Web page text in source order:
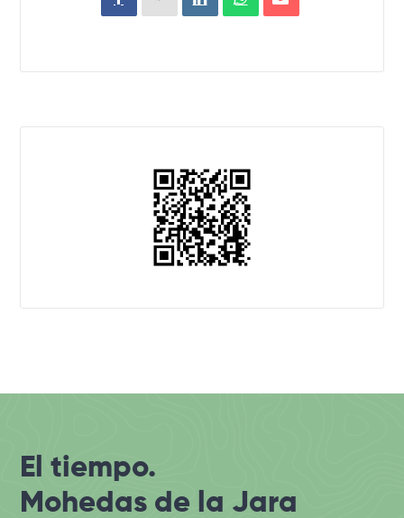
El tiempo.
Mohedas de la Jara